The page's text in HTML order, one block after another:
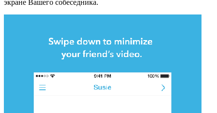
экране Вашего собеседника.